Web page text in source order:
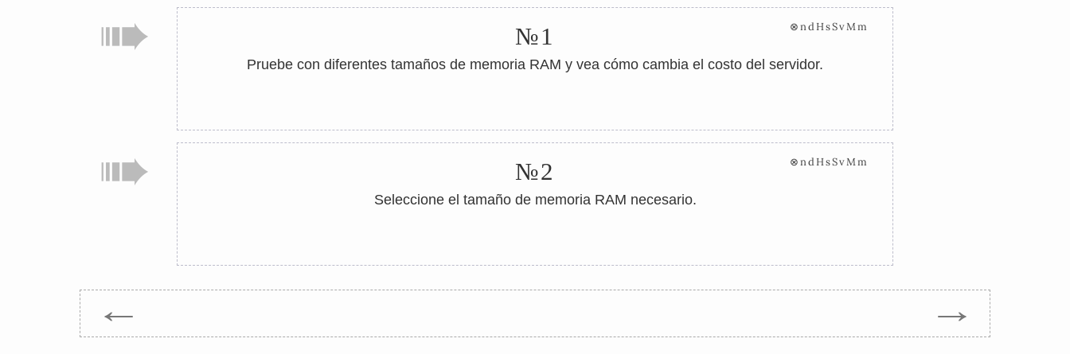
№1 ⊗ndHsSvMm
Pruebe con diferentes tamaños de memoria RAM y vea cómo cambia el costo del servidor.
№2 ⊗ndHsSvMm
Seleccione el tamaño de memoria RAM necesario.
← →